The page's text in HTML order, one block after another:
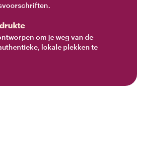
om je weg van de
lokale plekken te